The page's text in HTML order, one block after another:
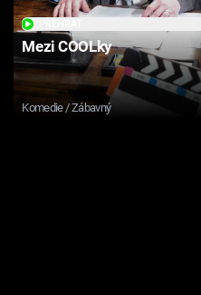
Mezi COOLky
Komedie / Zábavný